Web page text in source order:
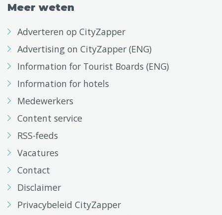
Meer weten
Adverteren op CityZapper
Advertising on CityZapper (ENG)
Information for Tourist Boards (ENG)
Information for hotels
Medewerkers
Content service
RSS-feeds
Vacatures
Contact
Disclaimer
Privacybeleid CityZapper